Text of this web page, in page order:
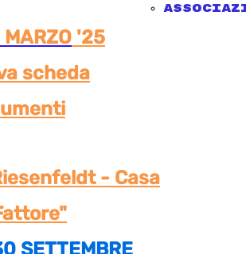
MARZO '25
scheda
- Casa
SETTEMBRE